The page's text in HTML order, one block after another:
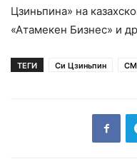
Цзиньпина» на
«Атамекен Бизнес» и
ТЕГИ Си Цзиньпин